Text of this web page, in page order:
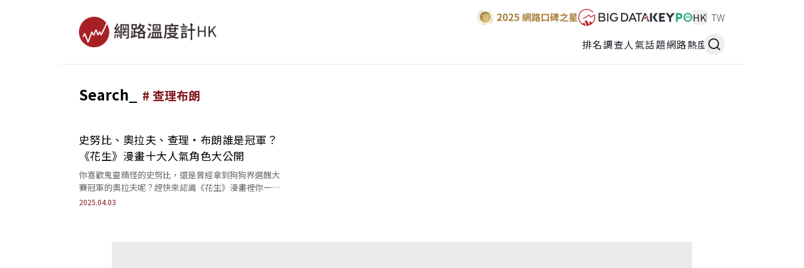
HK TW
排名調查人氣話題網路熱度
Search_ # 查理布朗
史努比、奧拉夫、查理・布朗誰是冠軍？
《花生》漫畫十大人氣角色大公開
你喜歡鬼靈精怪的史努比，還是曾經拿到狗狗界選醜大
賽冠軍的奧拉夫呢？趕快來認識《花生》漫畫裡你一定
要知道的角色吧！
2025.04.03